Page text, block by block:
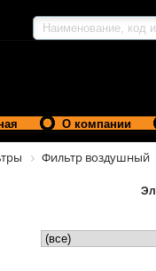
О компании
Фильтр воздушный